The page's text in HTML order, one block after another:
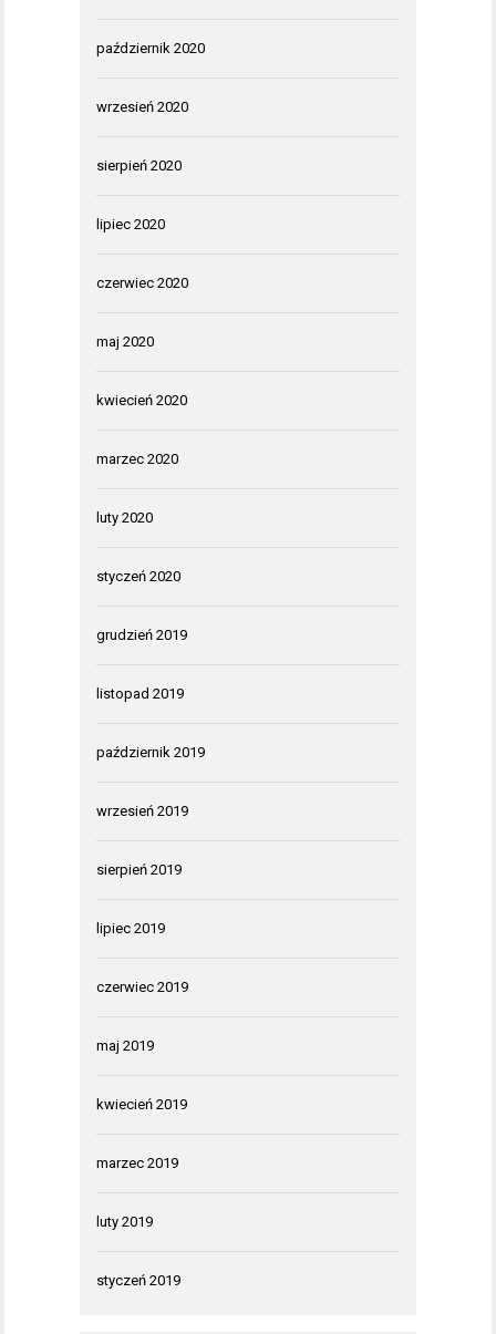
październik 2020
wrzesień 2020
sierpień 2020
lipiec 2020
czerwiec 2020
maj 2020
kwiecień 2020
marzec 2020
luty 2020
styczeń 2020
grudzień 2019
listopad 2019
październik 2019
wrzesień 2019
sierpień 2019
lipiec 2019
czerwiec 2019
maj 2019
kwiecień 2019
marzec 2019
luty 2019
styczeń 2019